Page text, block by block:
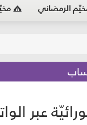
الرمضاني
عبر